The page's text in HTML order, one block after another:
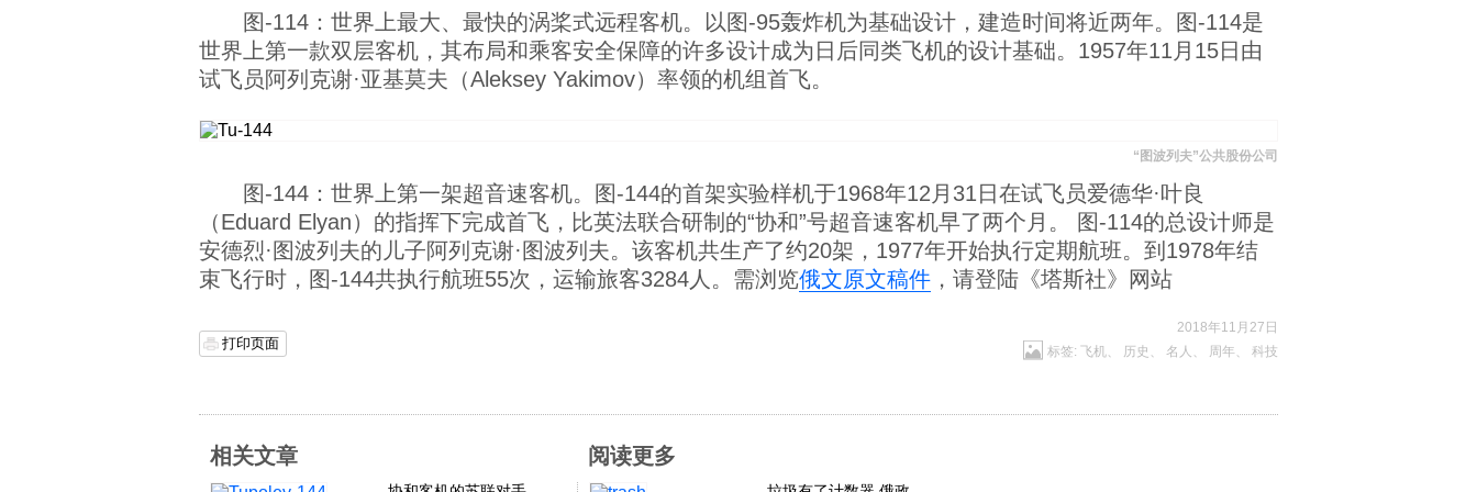
图-114：世界上最大、最快的涡桨式远程客机。以图-95轰炸机为基础设计，建造时间将近两年。图-114是
世界上第一款双层客机，其布局和乘客安全保障的许多设计成为日后同类飞机的设计基础。1957年11月15日由
试飞员阿列克谢·亚基莫夫（Aleksey Yakimov）率领的机组首飞。
“图波列夫”公共股份公司
图-144：世界上第一架超音速客机。图-144的首架实验样机于1968年12月31日在试飞员爱德华·叶良
（Eduard Elyan）的指挥下完成首飞，比英法联合研制的“协和”号超音速客机早了两个月。 图-114的总设计师是
安德烈·图波列夫的儿子阿列克谢·图波列夫。该客机共生产了约20架，1977年开始执行定期航班。到1978年结
束飞行时，图-144共执行航班55次，运输旅客3284人。需浏览俄文原文稿件 ，请登陆《塔斯社》网站
打印页面
2018年11月27日
标签: 飞机、 历史 、 名人 、 周年 、 科技
相关文章 阅读更多